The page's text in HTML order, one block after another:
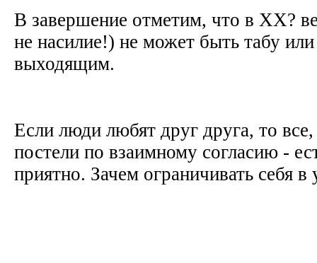
В завершение отметим, что в ХХ?
не насилие!) не может быть табу
выходящим.
Если люди любят друг друга, то все,
постели по взаимному согласию -
приятно. Зачем ограничивать себя в